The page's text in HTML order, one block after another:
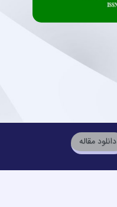
دانلود مقاله